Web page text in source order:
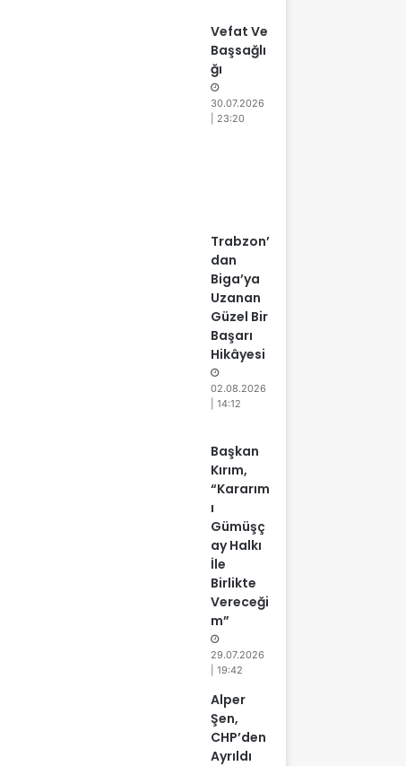
Vefat Ve
Başsağlı
ğı
30.07.2026
| 23:20
Trabzon’
dan
Biga’ya
Uzanan
Güzel Bir
Başarı
Hikâyesi
02.08.2026
| 14:12
Başkan
Kırım,
“Kararım
ı
Gümüşç
ay Halkı
İle
Birlikte
Vereceği
m”
29.07.2026
| 19:42
Alper
Şen,
CHP’den
Ayrıldı